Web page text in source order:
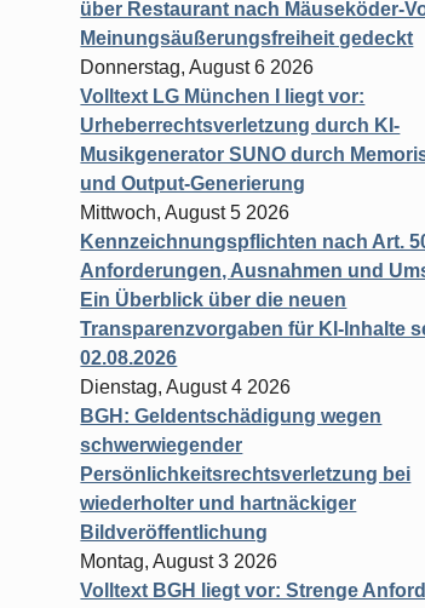
über Restaurant nach Mäuseköder-
Meinungsäußerungsfreiheit gedeckt
Donnerstag, August 6 2026
Volltext LG München I liegt vor:
Urheberrechtsverletzung durch KI-
Musikgenerator SUNO durch
und Output-Generierung
Mittwoch, August 5 2026
Kennzeichnungspflichten nach Art.
Anforderungen, Ausnahmen und
Ein Überblick über die neuen
Transparenzvorgaben für KI-Inhalte
02.08.2026
Dienstag, August 4 2026
BGH: Geldentschädigung wegen
schwerwiegender
Persönlichkeitsrechtsverletzung bei
wiederholter und hartnäckiger
Bildveröffentlichung
Montag, August 3 2026
Volltext BGH liegt vor: Strenge